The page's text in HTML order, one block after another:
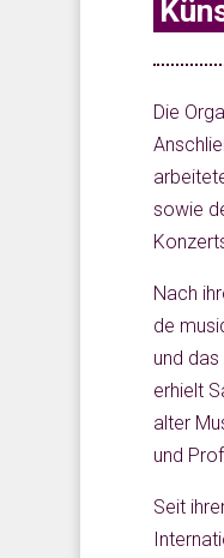
Die
sowie
Nach
de
und
erhielt
alter
und
Seit